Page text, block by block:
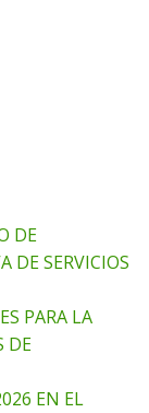
DE
DE SERVICIOS
PARA LA
DE
EN EL